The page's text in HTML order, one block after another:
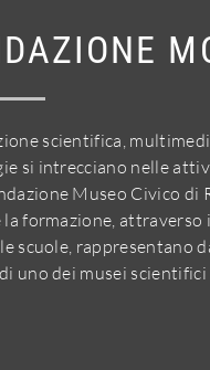
scientifica,
si intrecciano nelle
Museo Civico di
la formazione,
scuole, rappresentano
uno dei musei